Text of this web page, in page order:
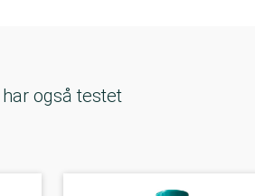
har også testet